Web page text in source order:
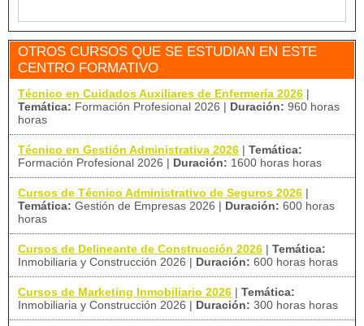
OTROS CURSOS QUE SE ESTUDIAN EN ESTE
CENTRO FORMATIVO
Técnico en Cuidados Auxiliares de Enfermería 2026 |
Temática: Formación Profesional 2026 | Duración: 960 horas
horas
Técnico en Gestión Administrativa 2026 | Temática:
Formación Profesional 2026 | Duración: 1600 horas horas
Cursos de Técnico Administrativo de Seguros 2026 |
Temática: Gestión de Empresas 2026 | Duración: 600 horas
horas
Cursos de Delineante de Construcción 2026 | Temática:
Inmobiliaria y Construcción 2026 | Duración: 600 horas horas
Cursos de Marketing Inmobiliario 2026 | Temática:
Inmobiliaria y Construcción 2026 | Duración: 300 horas horas